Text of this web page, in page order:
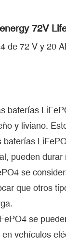
72V
de 72 V y 20
baterías
y liviano.
pueden
se
que otros
se
vehículos